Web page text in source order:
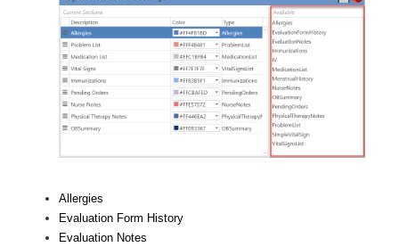
Allergies
Evaluation Form History
Evaluation Notes